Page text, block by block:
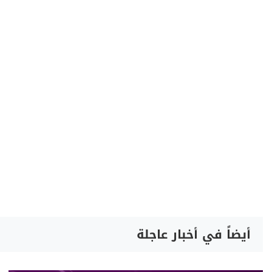
أيضاً في أخبار عاجلة